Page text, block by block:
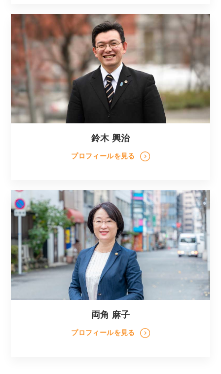
鈴木 興治
プロフィールを見る
両角 麻子
プロフィールを見る